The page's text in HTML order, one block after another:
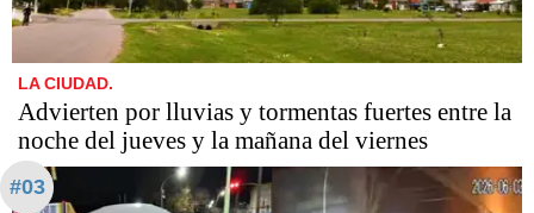
LA CIUDAD.
Advierten por lluvias y tormentas fuertes entre la
noche del jueves y la mañana del viernes
#03